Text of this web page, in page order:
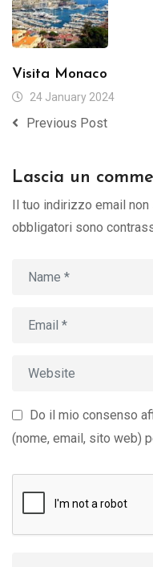
Visita Monaco
24 January 2024
Previous Post
Lascia un
Il tuo indirizzo email non
obbligatori sono
Do il mio consenso
(nome, email, sito web)